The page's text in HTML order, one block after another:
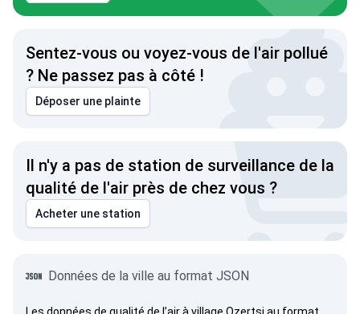
Sentez-vous ou voyez-vous de l'air pollué
? Ne passez pas à côté !
Déposer une plainte
Il n'y a pas de station de surveillance de la
qualité de l'air près de chez vous ?
Acheter une station
Données de la ville au format JSON